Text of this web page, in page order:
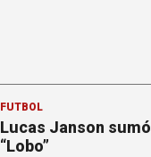
FÚTBOL
Lucas Janson
“Lobo”